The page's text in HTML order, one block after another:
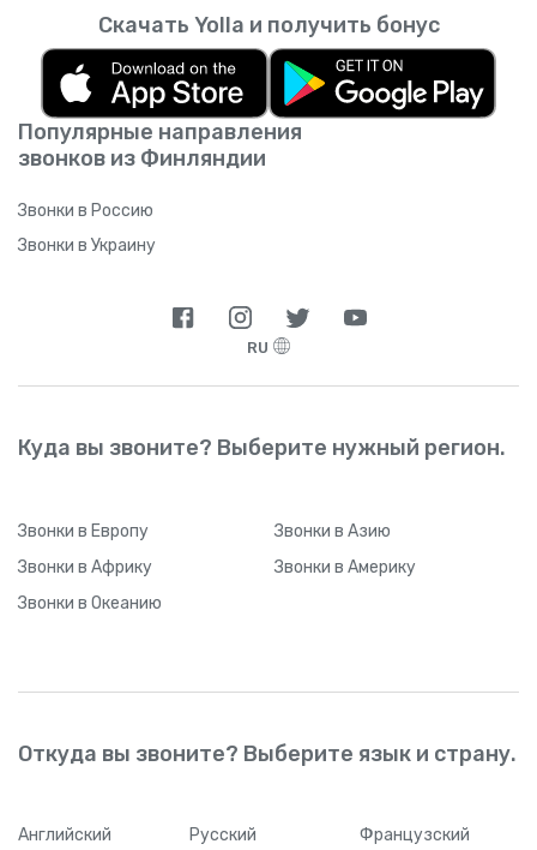
Популярные направления
звонков из Финляндии
Звонки в Россию
Звонки в Украину
Скачать Yolla и получить бонус
RU
Куда вы звоните? Выберите нужный регион.
Звонки в Европу Звонки в Азию
Звонки в Африку Звонки в Америку
Звонки в Океанию
Откуда вы звоните? Выберите язык и страну.
Английский Русский Французский